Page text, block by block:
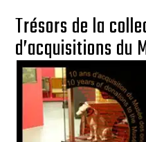
Trésors de la
d’acquisitions du